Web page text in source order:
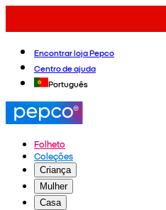
Encontrar loja Pepco
Centro de ajuda
Português
Folheto
Coleções
Criança
Mulher
Casa